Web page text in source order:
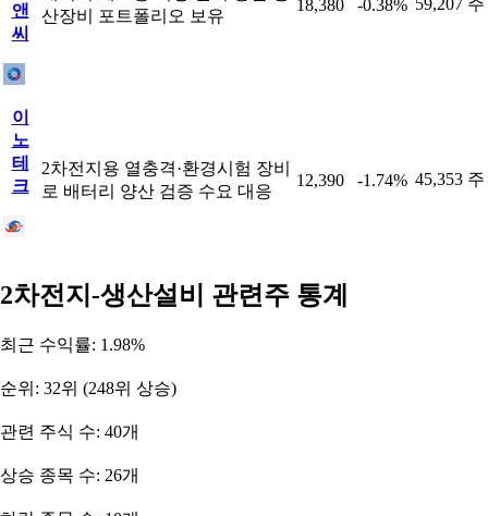
앤
씨
산장비 포트폴리오 보유
18,380 -0.38% 59,207 주
이
노
테
크
2차전지용 열충격·환경시험 장비
로 배터리 양산 검증 수요 대응
12,390 -1.74% 45,353 주
2차전지-생산설비 관련주 통계
최근 수익률: 1.98%
순위: 32위 (248위 상승)
관련 주식 수: 40개
상승 종목 수: 26개